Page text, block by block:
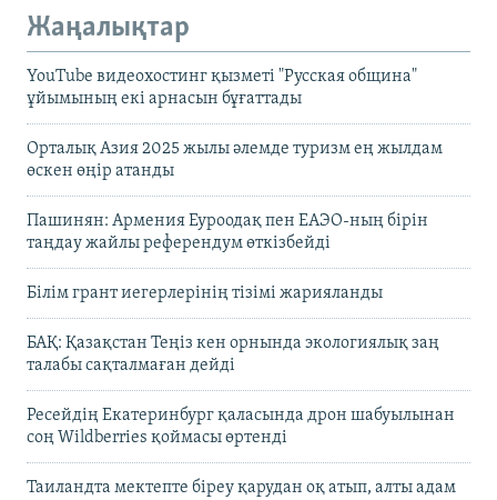
Жаңалықтар
YouTube видеохостинг қызметі "Русская община"
ұйымының екі арнасын бұғаттады
Орталық Азия 2025 жылы әлемде туризм ең жылдам
өскен өңір атанды
Пашинян: Армения Еуроодақ пен ЕАЭО-ның бірін
таңдау жайлы референдум өткізбейді
Білім грант иегерлерінің тізімі жарияланды
БАҚ: Қазақстан Теңіз кен орнында экологиялық заң
талабы сақталмаған дейді
Ресейдің Екатеринбург қаласында дрон шабуылынан
соң Wildberries қоймасы өртенді
Таиландта мектепте біреу қарудан оқ атып, алты адам